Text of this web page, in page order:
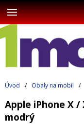
Úvod / Obaly na mobil /
Apple iPhone X
modrý